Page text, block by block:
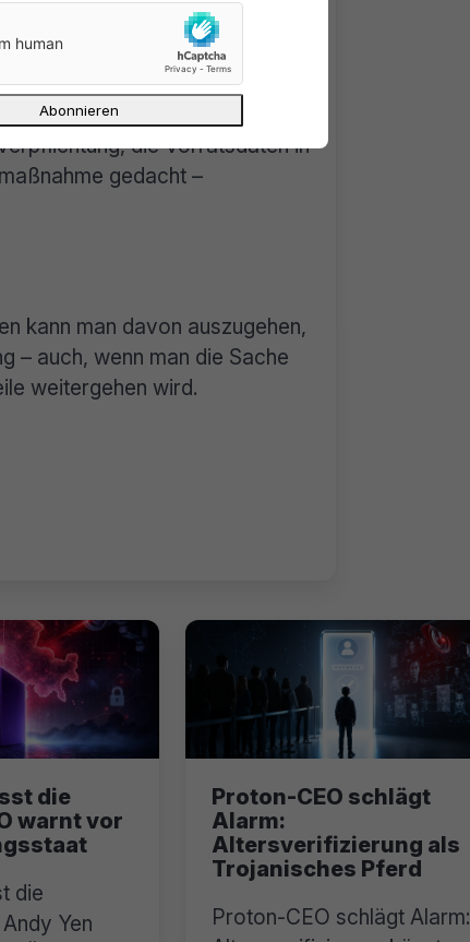
Umsetzung der
in den freien Markt
die Vorratsdaten in
gedacht –
kann man davon auszugehen,
– auch, wenn man die Sache
weitergehen wird.
die
warnt vor
die
Yen
Proton-CEO schlägt
Alarm:
Altersverifizierung als
Trojanisches Pferd
Proton-CEO schlägt Alarm: